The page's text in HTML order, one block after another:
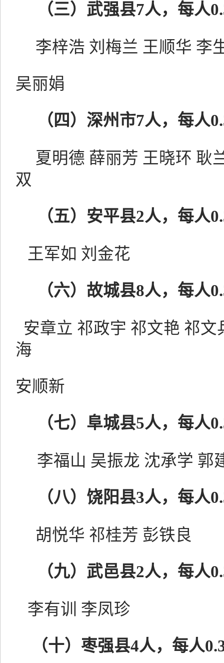
（三） 武强县7人，每人
李梓浩 刘梅兰 王顺华 李
吴丽娟
（四） 深州市7人，每人
夏明德 薛丽芳 王晓环 耿
双
（五） 安平县2人，每人
王军如 刘金花
（六） 故城县8人，每人
安章立 祁政宇 祁文艳 祁文
海
安顺新
（七） 阜城县5人，每人
李福山 吴振龙 沈承学 郭
（八）饶阳县3人，每人
胡悦华 祁桂芳 彭铁良
（九）武邑县2人，每人
李有训 李凤珍
（十） 枣强县4人，每人